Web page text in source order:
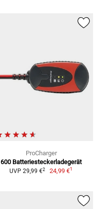
ProCharger
600 Batteriesteckerladegerät
UVP 29,99 €2 24,99 €1